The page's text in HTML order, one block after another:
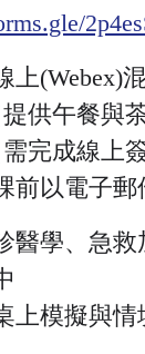
上(Webex)
供午餐與
完成線上
前以電子郵
醫學、急
上模擬與